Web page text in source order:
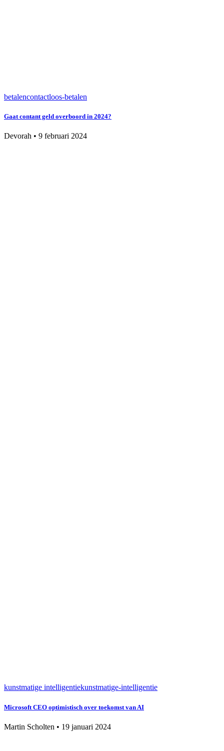
betalencontactloos-betalen
Gaat contant geld overboord in 2024?
Devorah • 9 februari 2024
kunstmatige intelligentiekunstmatige-intelligentie
Microsoft CEO optimistisch over toekomst van AI
Martin Scholten • 19 januari 2024